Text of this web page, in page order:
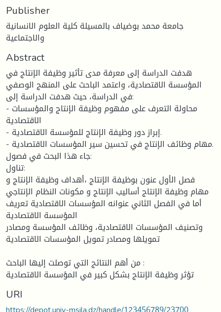
Publisher
جامعة محمد بوضياف بالمسيلة كلية العلوم الانسانية
والاجتماعية
Abstract
هدفت الدراسة إلى معرفة مدى تأثير وظيفة الإنتاج في
المؤسسة الاقتصادية، واعتمد الباحث على المنهج الوصفي
في الدراسة، حيث هدفت الدراسة إلى:
- محاولة التعرف على مفهوم وظيفة الإنتاج والمؤسسات
الاقتصادية
- إبراز دور وظيفة الإنتاج للمؤسسة الاقتصادية.
- مهام وظائف الإنتاج في تحسين سير المؤسسات الاقتصادية.
جاء هذا البحث في فصول:
تناول:
فصل الأول عنون بوظيفة الإنتاج ،أهداف وظيفة الإنتاج و
مهام وظيفة الإنتاج أساليب الإنتاج و مكونات النظام الإنتاجي
أما في الفصل الثاني عنوانه المؤسسات الاقتصادية تعريف
المؤسسة الاقتصادية
وتصنيف المؤسسات الاقتصادية، وظائف المؤسسة ومصادر
تمويلها ومصادر تمويل المؤسسات الاقتصادية
من أهم النتائج التي توصلت إليها الباحث :
تؤثر وظيفة الإنتاج بشكل كبير في المؤسسة الاقتصادية
URI